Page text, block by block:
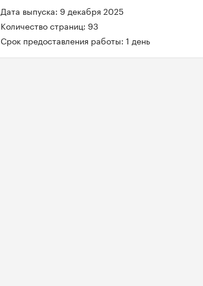
Дата выпуска: 9 декабря 2025
Количество страниц: 93
Срок предоставления работы: 1 день